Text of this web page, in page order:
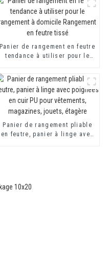
Panier de rangement en feutre
tendance à utiliser pour le
Rangement en feutre tissé
Panier de rangement pliable
en feutre, panier à linge avec